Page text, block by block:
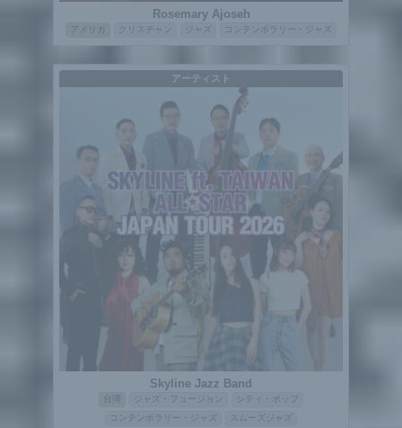
Rosemary Ajoseh
アメリカ クリスチャン ジャズ コンテンポラリー・ジャズ
アーティスト
Skyline Jazz Band
ジャズ・フュージョン
シティ・ポップ
コンテンポラリー・ジャズ
スムーズジャズ